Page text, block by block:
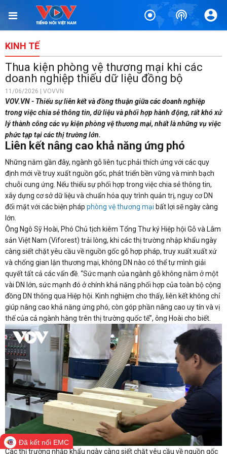
KINH TẾ
Thua kiện phòng vệ thương mại khi các
doanh nghiệp thiếu dữ liệu đồng bộ
11/06/2026 | VOVVN
VOV.VN - Thiếu sự liên kết và đồng thuận giữa các doanh nghiệp
trong việc chia sẻ thông tin, dữ liệu và phối hợp hành động, rất khó xử
lý thành công các vụ kiện phòng vệ thương mại, nhất là những vụ việc
phức tạp tại các thị trường lớn.
Liên kết nâng cao khả năng ứng phó
Những năm gần đây, ngành gỗ liên tục phải thích ứng với các quy
định mới về truy xuất nguồn gốc, phát triển bền vững và minh bạch
chuỗi cung ứng. Nếu thiếu sự phối hợp trong việc chia sẻ thông tin,
xây dựng cơ sở dữ liệu và chuẩn hóa quy trình quản trị, nguy cơ DN
đối mặt với các biện pháp phòng vệ thương mại bất lợi sẽ ngày càng
lớn.
Ông Ngô Sỹ Hoài, Phó Chủ tịch kiêm Tổng Thư ký Hiệp hội Gỗ và Lâm
sản Việt Nam (Viforest) trải lòng, khi các thị trường nhập khẩu ngày
càng siết chặt yêu cầu về nguồn gốc gỗ hợp pháp, truy xuất xuất xứ
và chống gian lận thương mại, không DN nào có thể tự mình giải
quyết tất cả các vấn đề. “Sức mạnh của ngành gỗ không nằm ở một
vài DN lớn, sức mạnh đó ở chính khả năng phối hợp của toàn bộ cộng
đồng DN thông qua Hiệp hội. Kinh nghiệm cho thấy, liên kết không chỉ
giúp nâng cao khả năng ứng phó, còn góp phần nâng cao uy tín và vị
thế của cả ngành hàng trên thị trường quốc tế”, ông Hoài cho biết.
Các thị trường nhập khẩu ngày càng siết chặt yêu cầu về nguồn gốc
Đã kết nối EMC